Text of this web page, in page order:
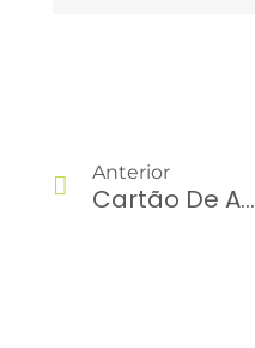
Anterior
Cartão De Abastecimento: O Que Conferir Na Fatura?